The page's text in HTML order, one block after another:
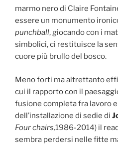
marmo nero di Claire
essere un monumento
punchball, giocando con i
simbolici, ci restituisce la
cuore più brullo del bosco.
Meno forti ma altrettanto
cui il rapporto con il
fusione completa fra lavoro
dell’installazione di sedie di
Four chairs,1986-2014) il
sembra perdersi nelle fitte